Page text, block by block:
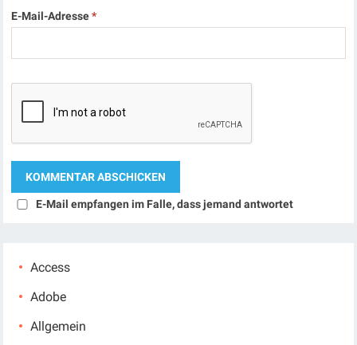
E-Mail-Adresse*
E-Mail empfangen im Falle, dass jemand antwortet
Access
Adobe
Allgemein